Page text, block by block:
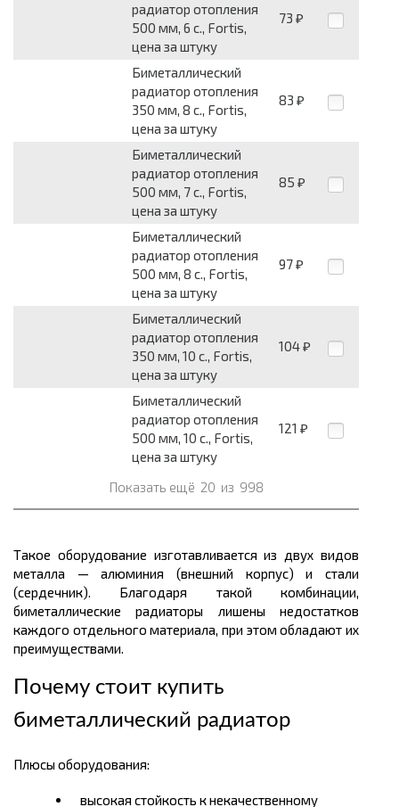
радиатор отопления
500 мм, 6 с., Fortis,
цена за штуку
73 ₽
Биметаллический
радиатор отопления
350 мм, 8 с., Fortis,
цена за штуку
83 ₽
Биметаллический
радиатор отопления
500 мм, 7 с., Fortis,
цена за штуку
85 ₽
Биметаллический
радиатор отопления
500 мм, 8 с., Fortis,
цена за штуку
97 ₽
Биметаллический
радиатор отопления
350 мм, 10 с., Fortis,
цена за штуку
104 ₽
Биметаллический
радиатор отопления
500 мм, 10 с., Fortis,
цена за штуку
121 ₽
Показать ещё 20 из 998
Такое оборудование изготавливается из двух видов
металла — алюминия (внешний корпус) и стали
(сердечник). Благодаря такой комбинации,
биметаллические радиаторы лишены недостатков
каждого отдельного материала, при этом обладают их
преимуществами.
Почему стоит купить
биметаллический радиатор
Плюсы оборудования:
высокая стойкость к некачественному